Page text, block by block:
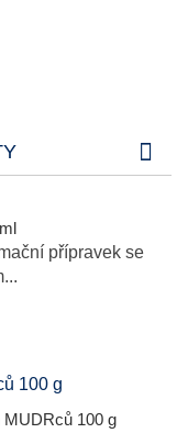
přípravek se
100 g